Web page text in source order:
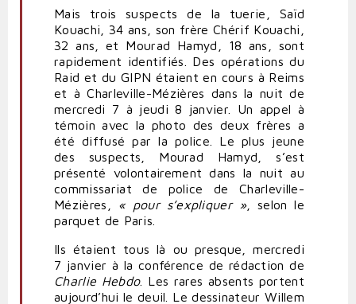
Mais trois suspects de la tuerie, Saïd
Kouachi, 34 ans, son frère Chérif Kouachi,
32 ans, et Mourad Hamyd, 18 ans, sont
rapidement identifiés. Des opérations du
Raid et du GIPN étaient en cours à Reims
et à Charleville-Mézières dans la nuit de
mercredi 7 à jeudi 8 janvier. Un appel à
témoin avec la photo des deux frères a
été diffusé par la police. Le plus jeune
des suspects, Mourad Hamyd, s’est
présenté volontairement dans la nuit au
commissariat de police de Charleville-
Mézières, « pour s’expliquer », selon le
parquet de Paris.
Ils étaient tous là ou presque, mercredi
7 janvier à la conférence de rédaction de
Charlie Hebdo. Les rares absents portent
aujourd’hui le deuil. Le dessinateur Willem